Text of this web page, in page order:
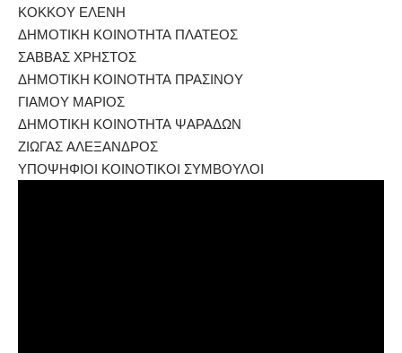
ΚΟΚΚΟΥ ΕΛΕΝΗ
ΔΗΜΟΤΙΚΗ ΚΟΙΝΟΤΗΤΑ ΠΛΑΤΕΟΣ
ΣΑΒΒΑΣ ΧΡΗΣΤΟΣ
ΔΗΜΟΤΙΚΗ ΚΟΙΝΟΤΗΤΑ ΠΡΑΣΙΝΟΥ
ΓΙΑΜΟΥ ΜΑΡΙΟΣ
ΔΗΜΟΤΙΚΗ ΚΟΙΝΟΤΗΤΑ ΨΑΡΑΔΩΝ
ΖΙΩΓΑΣ ΑΛΕΞΑΝΔΡΟΣ
ΥΠΟΨΗΦΙΟΙ ΚΟΙΝΟΤΙΚΟΙ ΣΥΜΒΟΥΛΟΙ